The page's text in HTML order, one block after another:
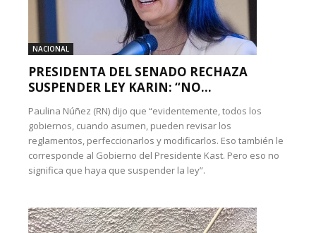
NACIONAL
PRESIDENTA DEL SENADO RECHAZA
SUSPENDER LEY KARIN: “NO...
Paulina Núñez (RN) dijo que “evidentemente, todos los
gobiernos, cuando asumen, pueden revisar los
reglamentos, perfeccionarlos y modificarlos. Eso también le
corresponde al Gobierno del Presidente Kast. Pero eso no
significa que haya que suspender la ley”.